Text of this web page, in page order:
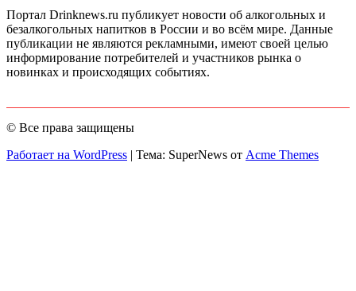
Портал Drinknews.ru публикует новости об алкогольных и
безалкогольных напитков в России и во всём мире. Данные
публикации не являются рекламными, имеют своей целью
информирование потребителей и участников рынка о
новинках и происходящих событиях.
© Все права защищены
Работает на WordPress
Тема: SuperNews от Acme Themes